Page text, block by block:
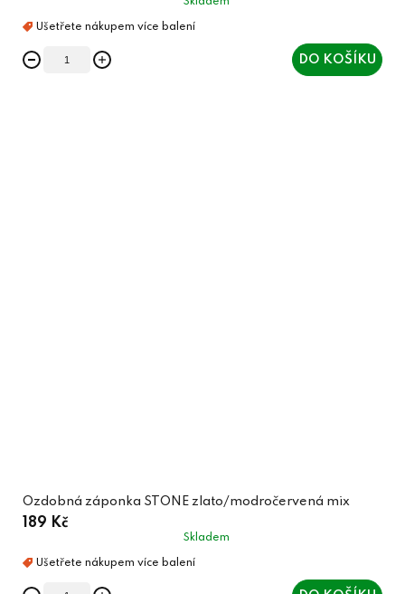
DO KOŠÍKU
Ozdobná záponka STONE zlato/modročervená mix
189 Kč
Skladem